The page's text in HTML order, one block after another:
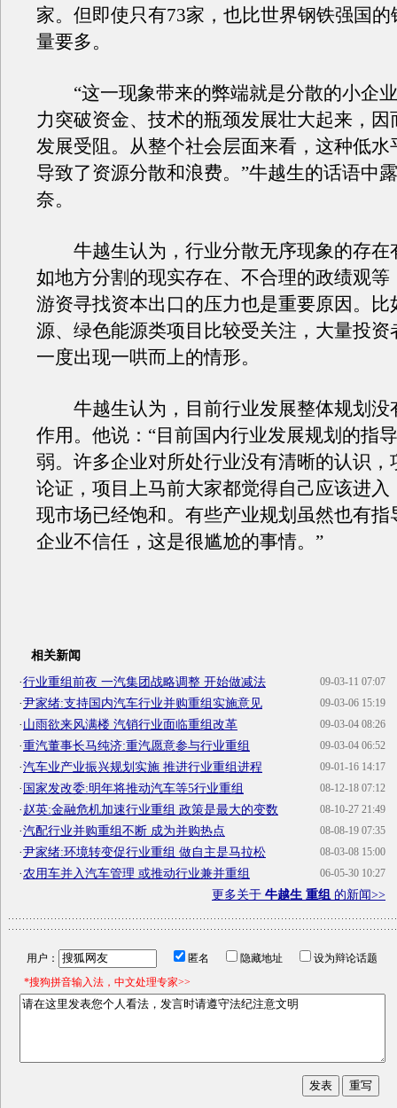
家。但即使只有73家，也比世界钢铁强国
量要多。
“这一现象带来的弊端就是分散的小企
力突破资金、技术的瓶颈发展壮大起来，因
发展受阻。从整个社会层面来看，这种低水
导致了资源分散和浪费。”牛越生的话语中
奈。
牛越生认为，行业分散无序现象的存在
如地方分割的现实存在、不合理的政绩观等
游资寻找资本出口的压力也是重要原因。比
源、绿色能源类项目比较受关注，大量投资
一度出现一哄而上的情形。
牛越生认为，目前行业发展整体规划没
作用。他说：“目前国内行业发展规划的指
弱。许多企业对所处行业没有清晰的认识，
论证，项目上马前大家都觉得自己应该进入
现市场已经饱和。有些产业规划虽然也有指
企业不信任，这是很尴尬的事情。”
相关新闻
09-03-11 07:07
·行业重组前夜 一汽集团战略调整 开始做减法
09-03-06 15:19
·尹家绪:支持国内汽车行业并购重组实施意见
09-03-04 08:26
·山雨欲来风满楼 汽销行业面临重组改革
09-03-04 06:52
·重汽董事长马纯济:重汽愿意参与行业重组
09-01-16 14:17
·汽车业产业振兴规划实施 推进行业重组进程
08-12-18 07:12
·国家发改委:明年将推动汽车等5行业重组
08-10-27 21:49
·赵英:金融危机加速行业重组 政策是最大的变数
08-08-19 07:35
·汽配行业并购重组不断 成为并购热点
08-03-08 15:00
·尹家绪:环境转变促行业重组 做自主是马拉松
06-05-30 10:27
·农用车并入汽车管理 或推动行业兼并重组
更多关于 牛越生 重组 的新闻>>
用户： 匿名 隐藏地址
设为辩论话题
*搜狗拼音输入法，中文处理专家>>